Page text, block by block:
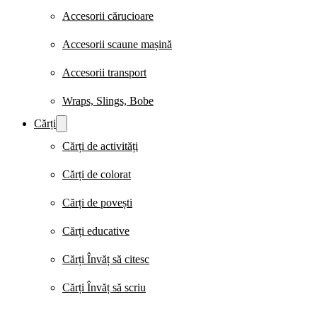
Accesorii cărucioare
Accesorii scaune mașină
Accesorii transport
Wraps, Slings, Bobe
Cărți
Cărți de activități
Cărți de colorat
Cărți de povești
Cărți educative
Cărți Învăț să citesc
Cărți Învăț să scriu